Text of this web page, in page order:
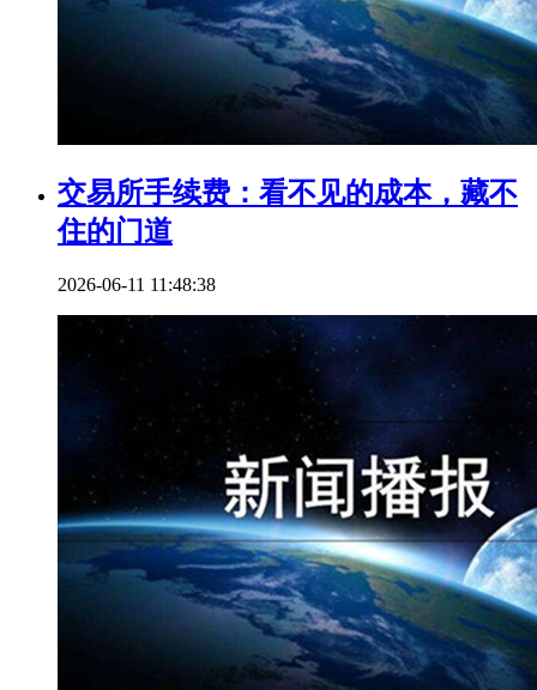
交易所手续费：看不见的成本，藏不
住的门道
2026-06-11 11:48:38